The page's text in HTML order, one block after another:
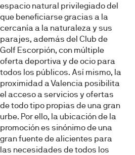
el contenido y los anuncios,
sociales y analizar el tráfico.
información sobre el uso que haga
nuestros partners de redes
web, quienes pueden combinarla
que les haya proporcionado o que
partir del uso que haya hecho de
Selección
de
consentimiento
Necesarias
Preferencias
espacio natural privilegiado del
que beneficiarse gracias a la
cercanía a la naturaleza y sus
parajes, además del Club de
Golf Escorpión, con múltiple
oferta deportiva y de ocio para
todos los públicos. Así mismo, la
proximidad a Valencia posibilita
el acceso a servicios y ofertas
de todo tipo propias de una gran
urbe. Por ello, la ubicación de la
promoción es sinónimo de una
gran fuente de alicientes para
las necesidades de todos los